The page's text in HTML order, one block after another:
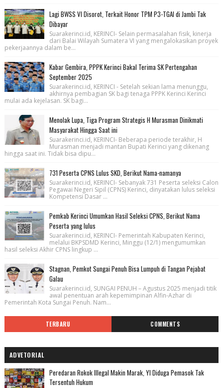
Lagi BWSS VI Disorot, Terkait Honor TPM P3-TGAI di Jambi Tak
Dibayar
Suarakerinci.id, KERINCI- Selain permasalahan fisik, kinerja
dari Balai Wilayah Sumatera VI yang mengalokasikan proyek
pekerjaannya dalam be...
Kabar Gembira, PPPK Kerinci Bakal Terima SK Pertengahan
September 2025
Suarakerinci.id, KERINCI - Setelah sekian lama menunggu,
akhirnya pembagian SK bagi tenaga PPPK Kerinci Kerinci
mulai ada kejelasan. SK bagi...
Menolak Lupa, Tiga Program Strategis H Murasman Dinikmati
Masyarakat Hingga Saat ini
Suarakerinci.id, KERINCI- Beberapa periode terakhir, H
Murasman menjadi mantan Bupati Kerinci yang dikenang
hingga saat ini. Tidak bisa dipu...
731 Peserta CPNS Lulus SKD, Berikut Nama-namanya
Suarakerinci.id, KERINCI- Sebanyak 731 Peserta seleksi Calon
Pegawai Negeri Sipil (CPNS) Kerinci, dinyatakan lulus seleksi
Kompetensi Dasar ...
Pemkab Kerinci Umumkan Hasil Seleksi CPNS, Berikut Nama
Peserta yang lulus
Suarakerinci.id, KERINCI- Pemerintah Kabupaten Kerinci,
melalui BKPSDMD Kerinci, Minggu (12/1) mengumumkan
hasil seleksi Akhir CPNS lingkup ...
Stagnan, Pemkot Sungai Penuh Bisa Lumpuh di Tangan Pejabat
Galau
Suarakerinci.id, SUNGAI PENUH – Agustus 2025 menjadi titik
awal penentuan arah kepemimpinan Alfin-Azhar di
Pemerintah Kota Sungai Penuh. Nam...
TERBARU COMMENTS
ADVETORIAL
Peredaran Rokok Illegal Makin Marak, YI Diduga Pemasok Tak
Tersentuh Hukum